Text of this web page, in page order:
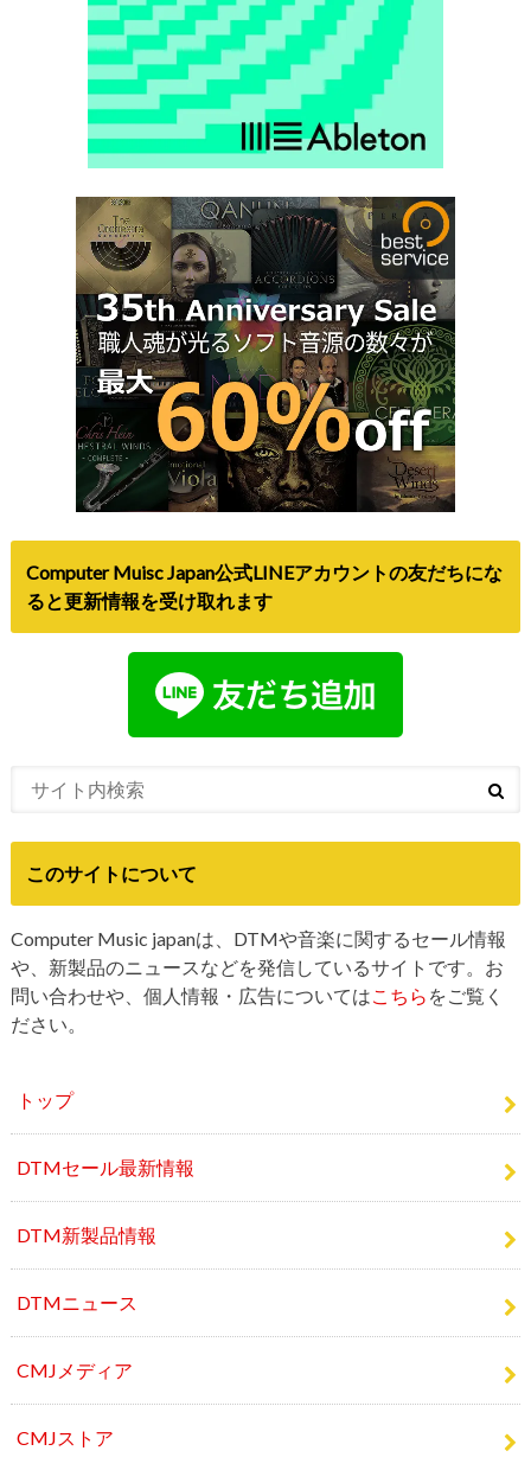
Computer Muisc Japan公式LINEアカウントの友だちにな
ると更新情報を受け取れます
このサイトについて
Computer Music japanは、DTMや音楽に関するセール情報
や、新製品のニュースなどを発信しているサイトです。お
問い合わせや、個人情報・広告についてはこちら をご覧く
ださい。
トップ
DTMセール最新情報
DTM新製品情報
DTMニュース
CMJメディア
CMJストア